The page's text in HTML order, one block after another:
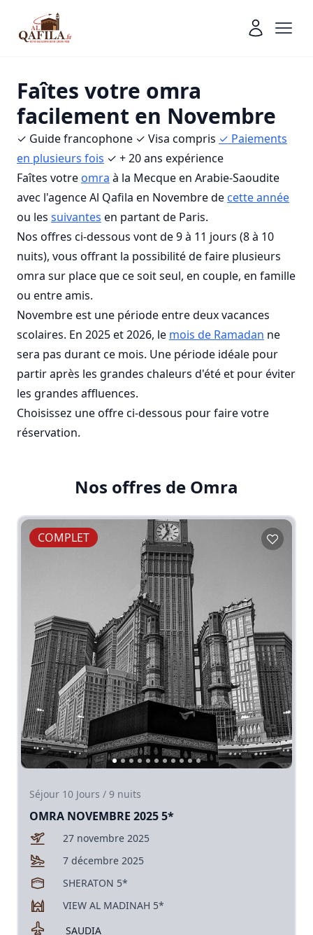
Faîtes votre omra
facilement en Novembre
✓ Guide francophone ✓ Visa compris ✓ Paiements
en plusieurs fois ✓ + 20 ans expérience
Faîtes votre omra à la Mecque en Arabie-Saoudite
avec l'agence Al Qafila en Novembre de cette année
ou les suivantes en partant de Paris.
Nos offres ci-dessous vont de 9 à 11 jours (8 à 10
nuits), vous offrant la possibilité de faire plusieurs
omra sur place que ce soit seul, en couple, en famille
ou entre amis.
Novembre est une période entre deux vacances
scolaires. En 2025 et 2026, le mois de Ramadan ne
sera pas durant ce mois. Une période idéale pour
partir après les grandes chaleurs d'été et pour éviter
les grandes affluences.
Choisissez une offre ci-dessous pour faire votre
réservation.
Nos offres de Omra
COMPLET
Séjour 10 Jours / 9 nuits
OMRA NOVEMBRE 2025 5*
27 novembre 2025
7 décembre 2025
SHERATON 5*
VIEW AL MADINAH 5*
SAUDIA